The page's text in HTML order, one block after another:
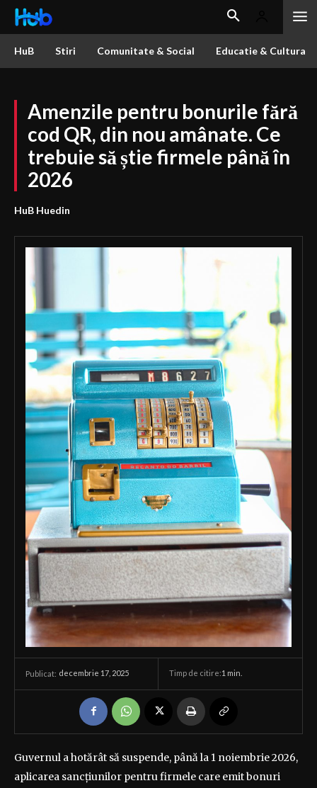
HuB Stiri Comunitate & Social Educatie & Cultura
Amenzile pentru bonurile fără
cod QR, din nou amânate. Ce
trebuie să știe firmele până în
2026
HuB Huedin
Publicat: decembrie 17, 2025 Timp de citire:1 min.
Guvernul a hotărât să suspende, până la 1 noiembrie 2026,
aplicarea sancțiunilor pentru firmele care emit bonuri